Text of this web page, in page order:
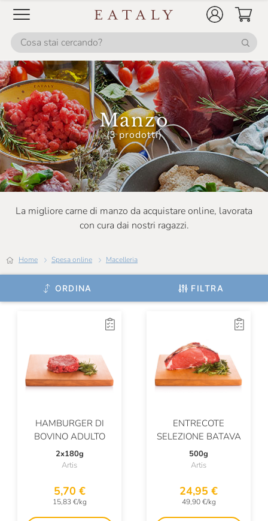
Manzo
(3 prodotti)
La migliore carne di manzo da acquistare online, lavorata
con cura dai nostri ragazzi.
Home Spesa online Macelleria
ORDINA FILTRA
HAMBURGER DI
BOVINO ADULTO
2x180g
Artis
5,70 €
15,83 €/kg
ENTRECOTE
SELEZIONE BATAVA
500g
Artis
24,95 €
49,90 €/kg